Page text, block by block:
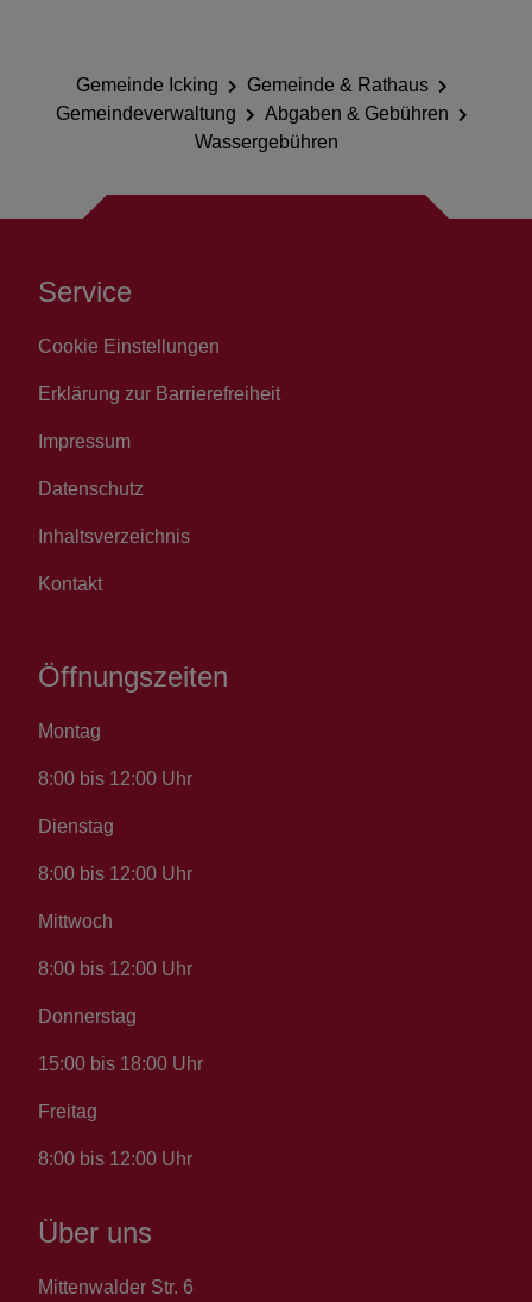
Gemeinde Icking
Gemeinde & Rathaus
Gemeindeverwaltung
Abgaben & Gebühren
Wassergebühren
Service
Cookie Einstellungen
Erklärung zur Barrierefreiheit
Impressum
Datenschutz
Inhaltsverzeichnis
Kontakt
Öffnungszeiten
Montag
8:00 bis 12:00 Uhr
Dienstag
8:00 bis 12:00 Uhr
Mittwoch
8:00 bis 12:00 Uhr
Donnerstag
15:00 bis 18:00 Uhr
Freitag
8:00 bis 12:00 Uhr
Über uns
Mittenwalder Str. 6